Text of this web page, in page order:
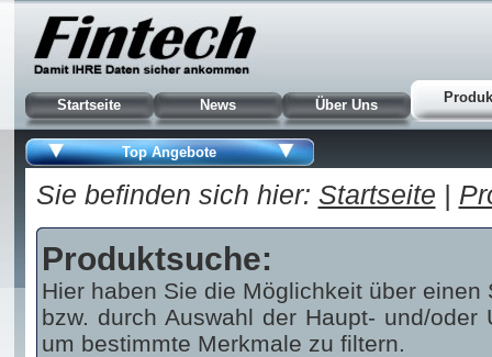
Startseite News Über Uns
Top Angebote
Sie befinden sich hier: Startseite |
Produktsuche:
Hier haben Sie die Möglichkeit über
bzw. durch Auswahl der Haupt- und/
um bestimmte Merkmale zu filtern.